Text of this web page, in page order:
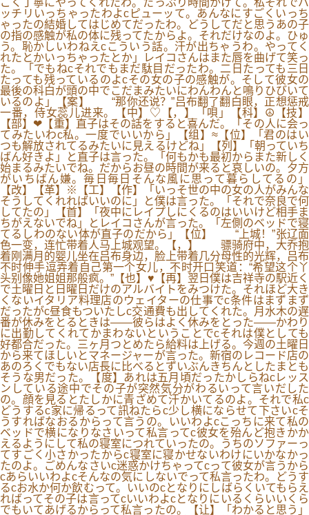
ごく丁寧にやってくれたわ。たっぷり時間かけて。私それでバ
ッチリいっちゃったわよcピューッて。あんなにすごくいっち
ゃったの結婚してはじめてだったわ。どうしてだと思うあの子
の指の感触が私の体に残ってたからよ。それだけなのよ。ひゅ
う。恥かしいわねえcこういう話。汗が出ちゃうわ。やってく
れたとかいっちゃったとか」レイコさんはまた唇を曲げて笑っ
た。「でもねcそれでもまだ駄目だったわ。二日たっても三日
たっても残っているのよcその女の子の感触が。そして彼女の
最後の科白が頭の中でこだまみたいにわんわんと鳴りひびいて
いるのよ」【案】 “那你还说？”吕布翻了翻白眼，正想惩戒
一番，侍女蕊儿进来。【中】♡【，】「唄」【科】☮【技】
【部】❤【重】直子はその話をすると喜んだ。「その人に会っ
てみたいわc私。一度でいいから」【组】≈【位】「君のはい
つも解放されてるみたいに見えるけどね」【列】「朝っていち
ばん好きよ」と直子は言った。「何もかも最初からまた新しく
始まるみたいでね。だからお昼の時間が来ると哀しいの。夕方
がいちばん嫌。毎日毎日そんな風に思って暮らしてるの」
【改】【革】※【工】【作】「いっそ世の中の女の人がみんな
そうしてくれればいいのに」と僕は言った。「それで奈良で何
してたの」【首】「夜中にレイプしにくるのはいいけど相手ま
ちがえないでね」とレイコさんが言った。「左側のベッドで寝
てるしわのない体が直子のだから」【位】 “上城！”张辽面
色一变，连忙带着人马上城观望。【，】 骠骑府中，大乔抱
着刚满月的婴儿坐在吕布身边，脸上带着几分母性的光辉，吕布
不时伸手逗弄着自己第一个女儿，不时开口笑道：“希望这个丫
头别像她姐姐那般疯。”【也】♥【再】翌日僕は吉祥寺の駅近く
で土曜日と日曜日だけのアルバイトをみつけた。それほど大き
くないイタリア料理店のウェイターの仕事でc条件はまずまず
だったがc昼食もついたしc交通費も出してくれた。月水木の遅
番が休みをとるときは――彼らはよく休みをとった――かわり
に出勤してくれてかまわないということでcそれは僕としても
好都合だった。三ヶ月つとめたら給料は上げる。今週の土曜日
から来てほしいとマネージャーが言った。新宿のレコード店の
あのろくでもない店長に比べるとずいぶんきちんとしたまとも
そうな男だった。【度】あれは五月頃だったかしらねcレッス
ンしている途中でその子が突然気分がわるいって言いだした
の。顔を見るとたしかに青ざめて汗かいてるのよ。それで私c
どうするc家に帰るって訊ねたらc少し横にならせて下さいcそ
うすればなおるからって言うの。いいわよcこっちに来て私の
ベッドで横になりなさいって私言ってc彼女を殆んど抱きかか
えるようにして私の寝室につれていったの。うちのソファーっ
てすごく小さかったからc寝室に寝かせないわけにいかなかっ
たのよ。ごめんなさいc迷惑かけちゃってcって彼女が言うから
cあらいいわよcそんなの気にしないでって私言ったわ。どうす
るcお水か何か飲むって。いいのcとなりにしばらくいてもらえ
ればってその子は言ってcいいわよcとなりにいるくらいいくら
でもいてあげるからって私言ったの。【让】「わかると思う」